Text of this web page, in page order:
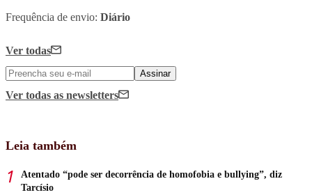
Frequência de envio: Diário
Ver todas
Assinar
Ver todas as newsletters
Leia também
Atentado “pode ser decorrência de homofobia e bullying”, diz
Tarcísio